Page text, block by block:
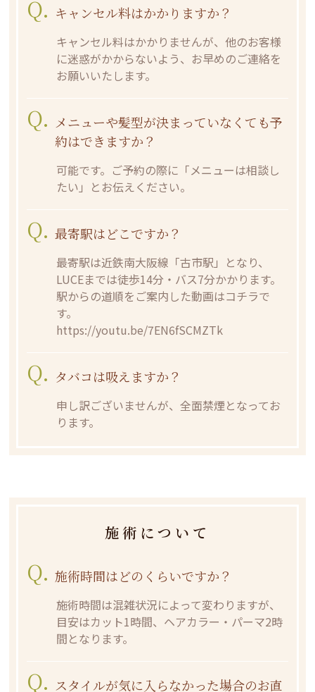
Q. キャンセル料はかかりますか？
キャンセル料はかかりませんが、他のお客様
に迷惑がかからないよう、お早めのご連絡を
お願いいたします。
Q. メニューや髪型が決まっていなくても予
約はできますか？
可能です。ご予約の際に「メニューは相談し
たい」とお伝えください。
Q. 最寄駅はどこですか？
最寄駅は近鉄南大阪線「古市駅」となり、
LUCEまでは徒歩14分・バス7分かかります。
駅からの道順をご案内した動画はコチラで
す。
https://youtu.be/7EN6fSCMZTk
Q. タバコは吸えますか？
申し訳ございませんが、全面禁煙となってお
ります。
施術について
Q. 施術時間はどのくらいですか？
施術時間は混雑状況によって変わりますが、
目安はカット1時間、ヘアカラー・パーマ2時
間となります。
Q. スタイルが気に入らなかった場合のお直